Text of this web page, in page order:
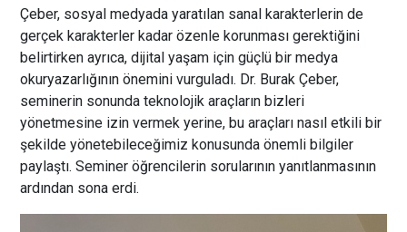
Çeber, sosyal medyada yaratılan sanal karakterlerin de
gerçek karakterler kadar özenle korunması gerektiğini
belirtirken ayrıca, dijital yaşam için güçlü bir medya
okuryazarlığının önemini vurguladı. Dr. Burak Çeber,
seminerin sonunda teknolojik araçların bizleri
yönetmesine izin vermek yerine, bu araçları nasıl etkili bir
şekilde yönetebileceğimiz konusunda önemli bilgiler
paylaştı. Seminer öğrencilerin sorularının yanıtlanmasının
ardından sona erdi.